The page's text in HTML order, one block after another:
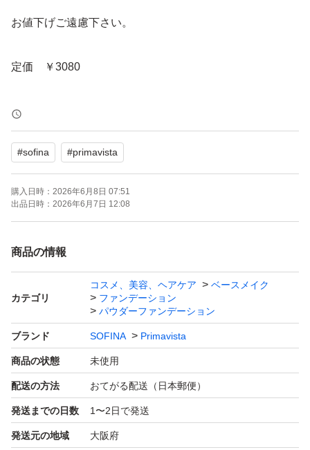
お値下げご遠慮下さい。
定価 ￥3080
購入時期 2026年6月
・即購入OKです！
・匿名配送！
・早い者勝ち(^o^)
・たばこは吸いません。
・ペットもおりません。
※おまとめ配送→おてがる配送(匿名)で送れる範囲なら合
2個お買い上げ→100円引き
3個お買い上げ→200円引き
4個お買い上げ→300円引き
になります。
#sofina #primavista
購入日時： 2026年6月8日 07:51
出品日時： 2026年6月7日 12:08
商品の情報
カテゴリ
コスメ、美容、ヘアケア
ベースメイク
ファンデーション
パウダーファンデーション
ブランド SOFINA Primavista
商品の状態 未使用
配送の方法 おてがる配送（日本郵便）
発送までの日数 1〜2日で発送
発送元の地域 大阪府